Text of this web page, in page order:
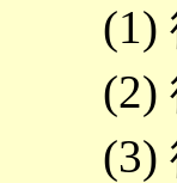
(1) 彼
(2) 彼
(3) 彼